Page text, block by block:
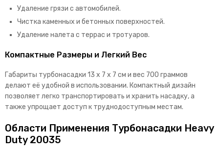
Удаление грязи с автомобилей.
Чистка каменных и бетонных поверхностей.
Удаление налета с террас и тротуаров.
Компактные Размеры и Легкий Вес
Габариты турбонасадки 13 х 7 х 7 см и вес 700 граммов
делают её удобной в использовании. Компактный дизайн
позволяет легко транспортировать и хранить насадку, а
также упрощает доступ к труднодоступным местам.
Области Применения Турбонасадки Heavy
Duty 20035